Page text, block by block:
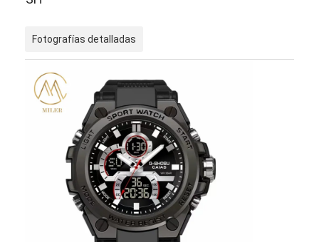
Productos
Sobre nosotros
Visita a la fábrica
Control de calidad
Contáctenos
Fotografías detalladas